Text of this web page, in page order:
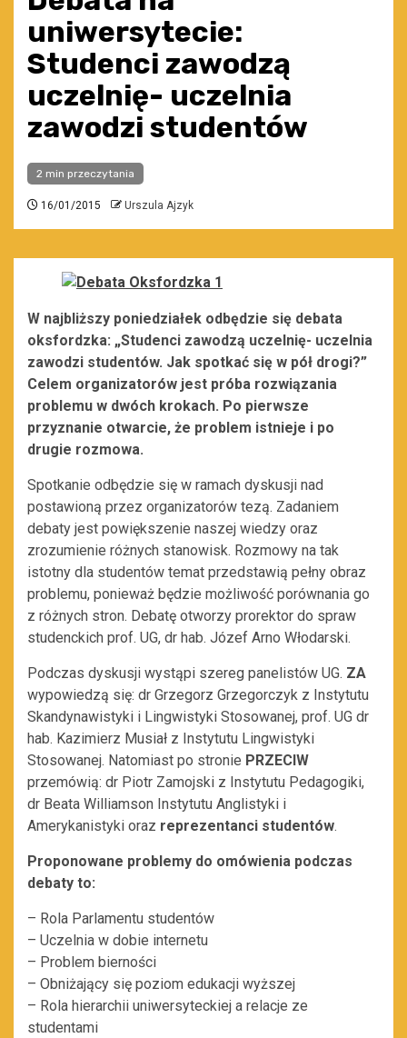
uniwersytecie:
Studenci zawodzą
uczelnię- uczelnia
zawodzi studentów
2 min przeczytania
16/01/2015 Urszula Ajzyk
W najbliższy poniedziałek odbędzie się debata
oksfordzka: „Studenci zawodzą uczelnię- uczelnia
zawodzi studentów. Jak spotkać się w pół drogi?”
Celem organizatorów jest próba rozwiązania
problemu w dwóch krokach. Po pierwsze
przyznanie otwarcie, że problem istnieje i po
drugie rozmowa.
Spotkanie odbędzie się w ramach dyskusji nad
postawioną przez organizatorów tezą. Zadaniem
debaty jest powiększenie naszej wiedzy oraz
zrozumienie różnych stanowisk. Rozmowy na tak
istotny dla studentów temat przedstawią pełny obraz
problemu, ponieważ będzie możliwość porównania go
z różnych stron. Debatę otworzy prorektor do spraw
studenckich prof. UG, dr hab. Józef Arno Włodarski.
Podczas dyskusji wystąpi szereg panelistów UG. ZA
wypowiedzą się: dr Grzegorz Grzegorczyk z Instytutu
Skandynawistyki i Lingwistyki Stosowanej, prof. UG dr
hab. Kazimierz Musiał z Instytutu Lingwistyki
Stosowanej. Natomiast po stronie PRZECIW
przemówią: dr Piotr Zamojski z Instytutu Pedagogiki,
dr Beata Williamson Instytutu Anglistyki i
Amerykanistyki oraz reprezentanci studentów.
Proponowane problemy do omówienia podczas
debaty to:
– Rola Parlamentu studentów
– Uczelnia w dobie internetu
– Problem bierności
– Obniżający się poziom edukacji wyższej
– Rola hierarchii uniwersyteckiej a relacje ze
studentami